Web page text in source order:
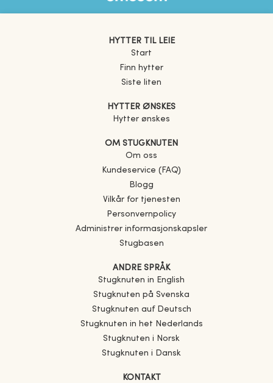
HYTTER TIL LEIE
Start
Finn hytter
Siste liten
HYTTER ØNSKES
Hytter ønskes
OM STUGKNUTEN
Om oss
Kundeservice (FAQ)
Blogg
Vilkår for tjenesten
Personvernpolicy
Administrer informasjonskapsler
Stugbasen
ANDRE SPRÅK
Stugknuten in English
Stugknuten på Svenska
Stugknuten auf Deutsch
Stugknuten in het Nederlands
Stugknuten i Norsk
Stugknuten i Dansk
KONTAKT